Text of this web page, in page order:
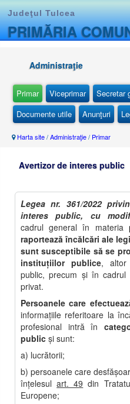
Judeţul Tulcea
PRIMĂRIA
Administraţie
Primar Viceprimar Secretar
Documente utile
Anunţuri
Harta site/Administraţie/ Primar
Avertizor de interes public
Legea nr. 361/2022
interes public, cu
cadrul general în materia
raportează încălcări ale
sunt susceptibile să se
instituţiilor publice, altor
public, precum şi în cadrul
privat.
Persoanele care
informaţiile referitoare la
profesional intră în
public și sunt:
a) lucrătorii;
b) persoanele care
înţelesulart. 49 din
Europene;